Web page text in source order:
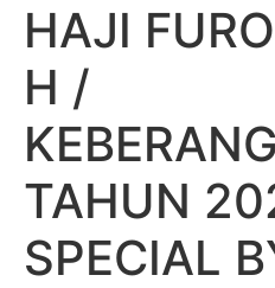
HAJI
H /
TAHUN
SPECIAL